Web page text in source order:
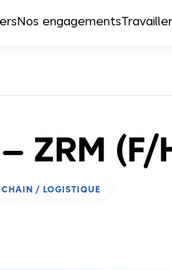
Nos engagements
ZRM (F/
CHAIN / LOGISTIQUE